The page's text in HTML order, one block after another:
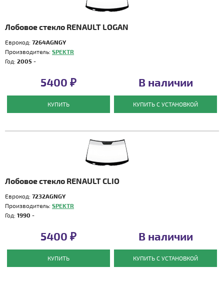
Лобовое стекло RENAULT LOGAN
Еврокод: 7264AGNGY
Производитель: SPEKTR
Год: 2005 -
5400 ₽
КУПИТЬ
В наличии
КУПИТЬ С УСТАНОВКОЙ
Лобовое стекло RENAULT CLIO
Еврокод: 7232AGNGY
Производитель: SPEKTR
Год: 1990 -
5400 ₽
КУПИТЬ
В наличии
КУПИТЬ С УСТАНОВКОЙ